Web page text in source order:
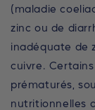
(maladie
zinc ou de
inadéquate de
cuivre.
prématurés,
nutritionnelles